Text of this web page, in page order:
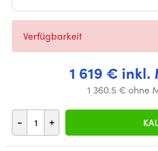
1 619 € inkl.
1 360.5 € ohne
- +
Verfügbarkeit